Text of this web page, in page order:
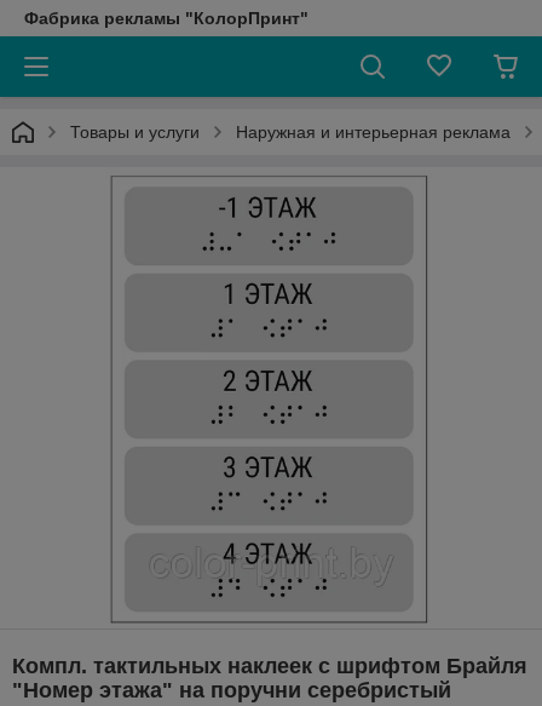
Фабрика рекламы "КолорПринт"
Товары и услуги Наружная и интерьерная реклама
Компл. тактильных наклеек с шрифтом Брайля
"Номер этажа" на поручни серебристый